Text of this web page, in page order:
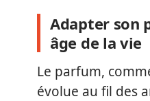
Adapter son
âge de la vie
Le parfum,
évolue au fil des